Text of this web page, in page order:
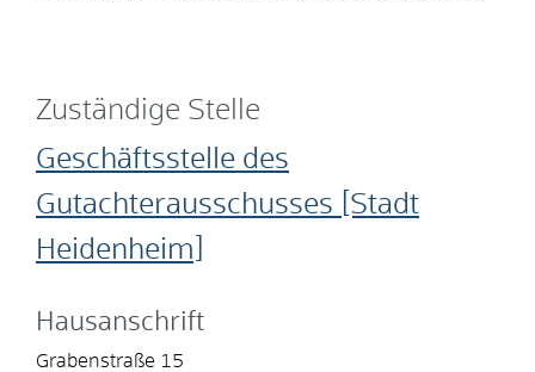
Zuständige Stelle
Geschäftsstelle des
Gutachterausschusses [Stadt
Heidenheim]
Hausanschrift
Grabenstraße 15